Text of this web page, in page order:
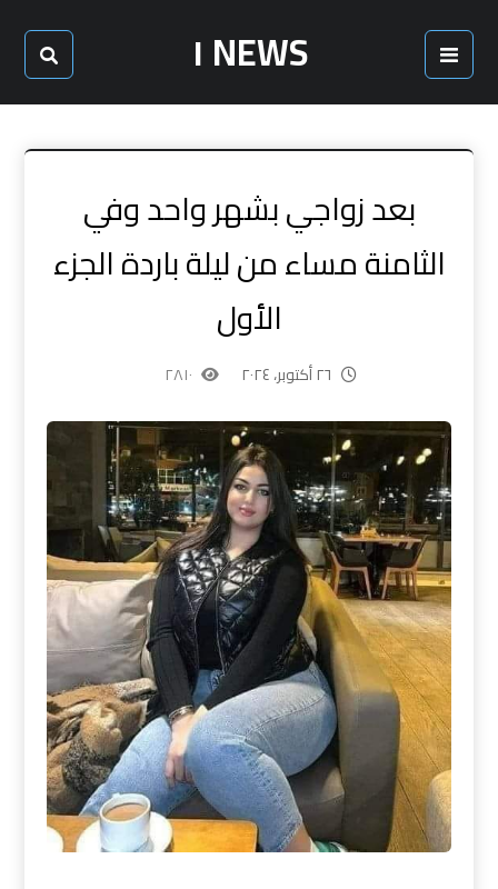
NEWS ١
بعد زواجي بشهر واحد وفي
الثامنة مساء من ليلة باردة الجزء
الأول
٢٦ أكتوبر، ٢٠٢٤ ٢٨١٠